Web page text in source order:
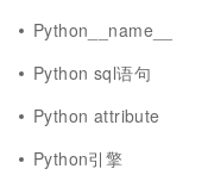
Python__name__
Python sql语句
Python attribute
Python引擎